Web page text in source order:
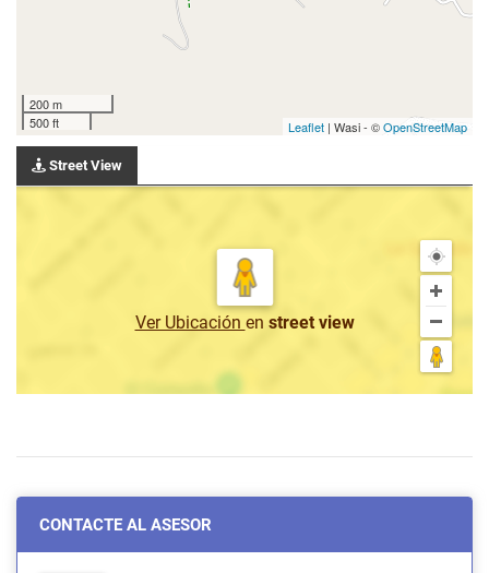
200 m
500 ft
Leaflet | Wasi - ©OpenStreetMap
Street View
Ver Ubicación en street view
CONTACTE AL ASESOR